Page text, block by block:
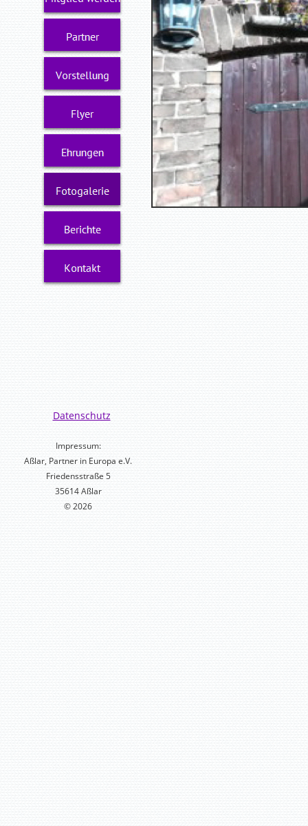
Impressum:
Aßlar, Partner in Europa e.V.
Friedensstraße 5
35614 Aßlar
© 2026
Datenschutz